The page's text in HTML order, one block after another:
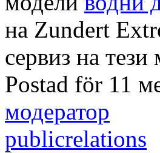
на Zundert
сервиз на
Postad för 11
модератор
publicrelations